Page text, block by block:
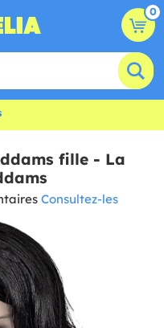
0
fille - La
Consultez-les